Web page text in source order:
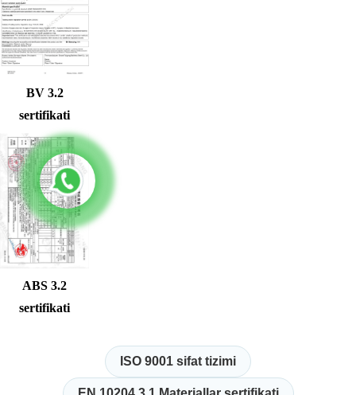
BV 3.2
sertifikati
ABS 3.2
sertifikati
ISO 9001 sifat tizimi